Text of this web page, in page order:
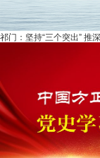
祁门：坚持“三个突出” 推